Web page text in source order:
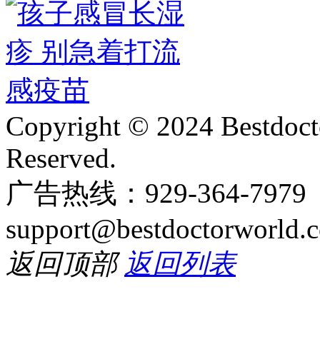
Copyright © 2024
Reserved.
广告热线：929-364-
返回顶部 返回列表